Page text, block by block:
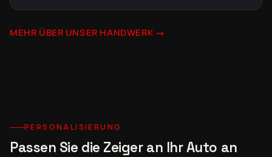
MEHR ÜBER UNSER HANDWERK →
PERSONALISIERUNG
Passen Sie die Zeiger an Ihr Auto an